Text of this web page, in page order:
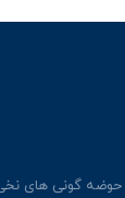
طرخان از سال ۱۳۷۵ در